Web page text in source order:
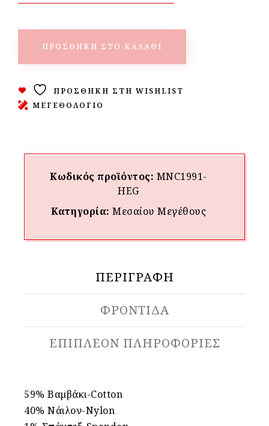
ΠΡΟΣΘΉΚΗ ΣΤΟ ΚΑΛΆΘΙ
ΠΡΟΣΘΉΚΗ ΣΤΗ WISHLIST
ΜΕΓΕΘΟΛΟΓΙΟ
Κωδικός προϊόντος: MNC1991-
HEG
Κατηγορία:Μεσαίου Mεγέθους
ΠΕΡΙΓΡΑΦΉ
ΦΡΟΝΤΙΔΑ
ΕΠΙΠΛΈΟΝ ΠΛΗΡΟΦΟΡΊΕΣ
59% Βαμβάκι-Cotton
40% Νάιλον-Nylon